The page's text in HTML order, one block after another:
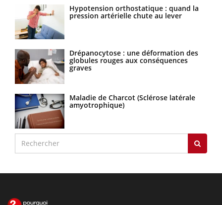
Hypotension orthostatique : quand la
pression artérielle chute au lever
Drépanocytose : une déformation des
globules rouges aux conséquences
graves
Maladie de Charcot (Sclérose latérale
amyotrophique)